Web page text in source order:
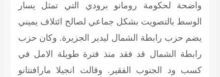
واضحة لحكومة رومانو برودي التي تمثل يسار
الوسط بالتصويت بشكل جماعي لصالح ائتلاف يميني
يضم حزب رابطة الشمال ليدير الجزيرة. وكان حزب
رابطة الشمال قد فقد منذ فترة طويلة الامل في
كسب ود الجنوب الفقير. وقالت انجيلا مارافنتانو